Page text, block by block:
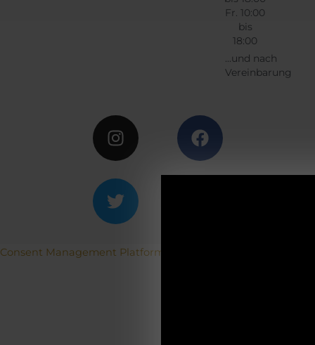
Fr. 10:00
bis
18:00
...und nach
Vereinbarung
Consent Management Platform von Real Cookie Banner